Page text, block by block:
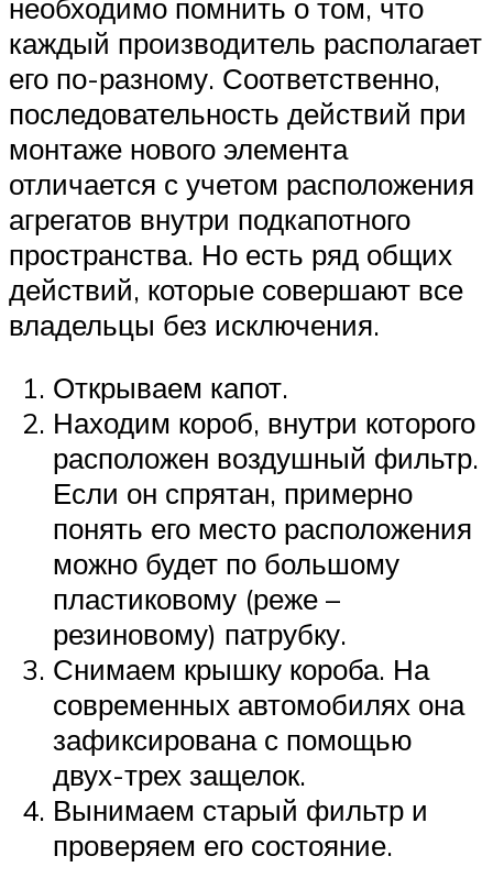
необходимо помнить о том, что
каждый производитель располагает
его по-разному. Соответственно,
последовательность действий при
монтаже нового элемента
отличается с учетом расположения
агрегатов внутри подкапотного
пространства. Но есть ряд общих
действий, которые совершают все
владельцы без исключения.
Открываем капот.
Находим короб, внутри которого
расположен воздушный фильтр.
Если он спрятан, примерно
понять его место расположения
можно будет по большому
пластиковому (реже –
резиновому) патрубку.
Снимаем крышку короба. На
современных автомобилях она
зафиксирована с помощью
двух-трех защелок.
Вынимаем старый фильтр и
проверяем его состояние.